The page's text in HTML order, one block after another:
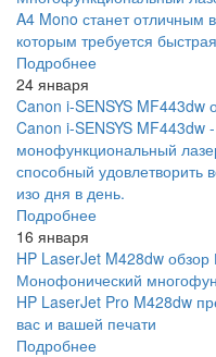
A4 Mono станет отличным
которым требуется
Подробнее
24 января
Canon i-SENSYS MF443dw
Canon i-SENSYS MF443dw
монофункциональный
способный удовлетворить
изо дня в день.
Подробнее
16 января
HP LaserJet M428dw
Монофонический
HP LaserJet Pro M428dw
вас и вашей печати
Подробнее